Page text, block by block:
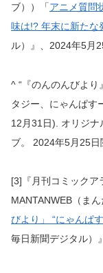
ブ））「アニメ質問
味は!? 年末に新たな
ル）』、2024年5月
^ “『のんのんびよ
タジー、にゃんぱす
12月31日). オリジナ
ブ。 2024年5月25日
[3]『月刊コミックア
MANTANWEB（ま
びより」 “にゃんぱ
毎日新聞デジタル）